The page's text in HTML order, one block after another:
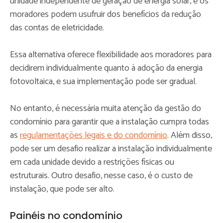
moradores podem usufruir dos benefícios da redução
das contas de eletricidade.
Essa alternativa oferece flexibilidade aos moradores para
decidirem individualmente quanto à adoção da energia
fotovoltaica, e sua implementação pode ser gradual.
No entanto, é necessária muita atenção da gestão do
condomínio para garantir que a instalação cumpra todas
asregulamentações legais e do condomínio. Além disso,
pode ser um desafio realizar a instalação individualmente
em cada unidade devido a restrições físicas ou
estruturais. Outro desafio, nesse caso, é o custo de
instalação, que pode ser alto.
Painéis no condomínio